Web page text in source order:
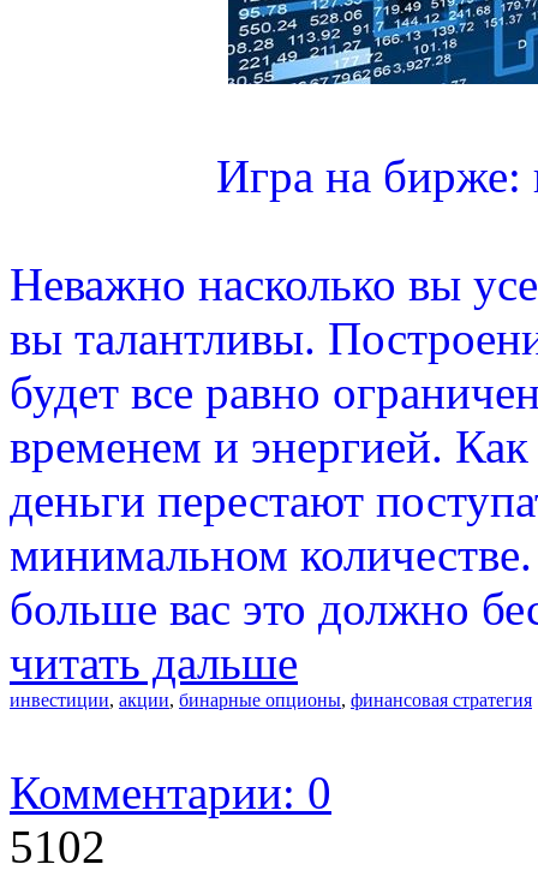
Игра на бирже:
Неважно насколько вы
вы талантливы.
будет все равно
временем и энергией. Как
деньги перестают
минимальном
больше вас это должно
читать дальше
инвестиции, акции, бинарные опционы, финансовая стратегия
Комментарии: 0
5102